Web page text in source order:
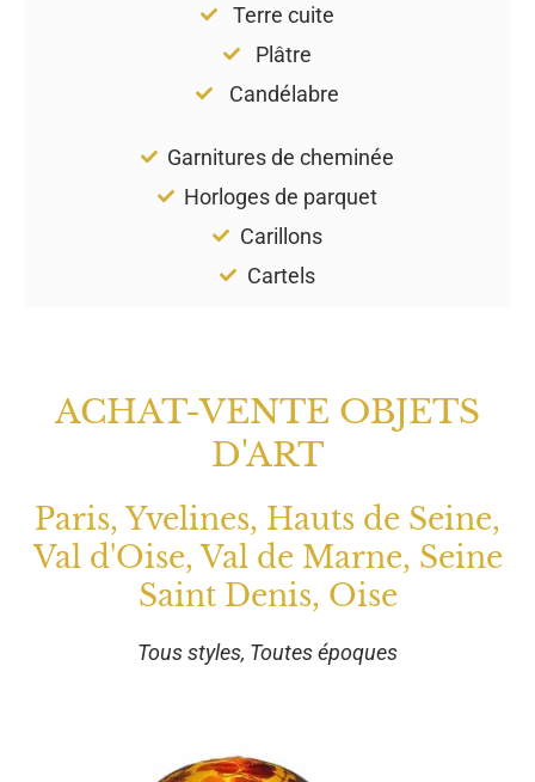
Terre cuite
Plâtre
Candélabre
Garnitures de cheminée
Horloges de parquet
Carillons
Cartels
ACHAT-VENTE OBJETS
D'ART
Paris, Yvelines, Hauts de Seine,
Val d'Oise, Val de Marne, Seine
Saint Denis, Oise
Tous styles, Toutes époques